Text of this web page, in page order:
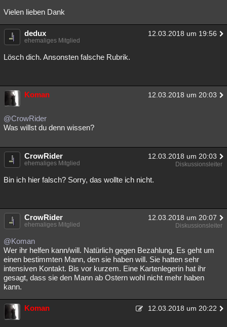
Vielen lieben Dank
dedux 12.03.2018 um 19:56
ehemaliges Mitglied
Lösch dich. Ansonsten falsche Rubrik.
Koman 12.03.2018 um 20:03
@CrowRider
Was willst du denn wissen?
CrowRider 12.03.2018 um 20:03
ehemaliges Mitglied Diskussionsleiter
Bin ich hier falsch? Sorry, das wollte ich nicht.
CrowRider 12.03.2018 um 20:07
ehemaliges Mitglied Diskussionsleiter
@Koman
Wer ihr helfen kann/will. Natürlich gegen Bezahlung. Es geht um
einen bestimmten Mann, den sie haben will. Sie hatten sehr
intensiven Kontakt. Bis vor kurzem. Eine Kartenlegerin hat ihr
gesagt, dass sie den Mann ab Ostern wohl nicht mehr haben
kann.
Koman 12.03.2018 um 20:22